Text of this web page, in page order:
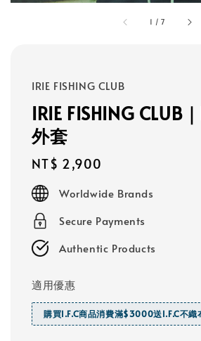
1 /7
IRIE FISHING CLUB
IRIE FISHING CLUB
外套
Regular
price
NT$ 2,900
Worldwide Brands
Secure Payments
Authentic Products
適用優惠
購買I.F.C商品消費滿$3000送I.F.C不織